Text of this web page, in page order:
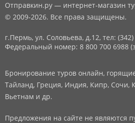
Отправкин.ру — интернет-магазин
© 2009-2026. Все права защищены.
г.Пермь, ул. Соловьева, д.12, тел:
Федеральный номер: 8 800 700 6988
Бронирование туров онлайн,
Тайланд, Греция, Индия, Кипр, Сочи,
Вьетнам и др.
Предложения на сайте не являются